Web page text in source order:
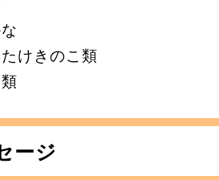
けきのこ類
ージ